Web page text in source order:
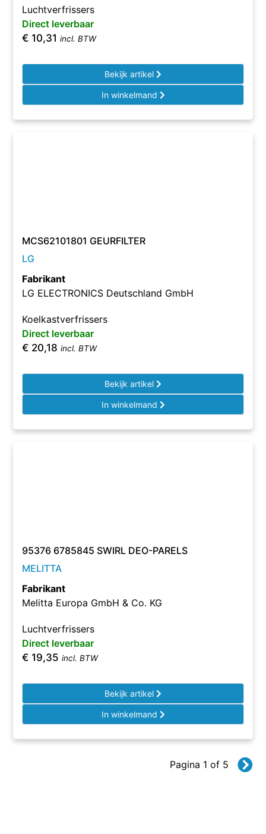
Luchtverfrissers
Direct leverbaar
€ 10,31 incl. BTW
Bekijk artikel
In winkelmand
MCS62101801 GEURFILTER
LG
Fabrikant
LG ELECTRONICS Deutschland GmbH
Koelkastverfrissers
Direct leverbaar
€ 20,18 incl. BTW
Bekijk artikel
In winkelmand
95376 6785845 SWIRL DEO-PARELS
MELITTA
Fabrikant
Melitta Europa GmbH & Co. KG
Luchtverfrissers
Direct leverbaar
€ 19,35 incl. BTW
Bekijk artikel
In winkelmand
Pagina 1 of 5